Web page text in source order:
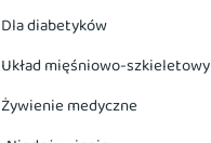
Dla diabetyków
Układ mięśniowo-szkieletowy
Żywienie medyczne